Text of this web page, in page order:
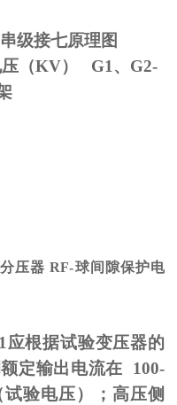
级接七原理图
（KV） G1、G2-
压器RF-球间隙保护电
应根据试验变压器的
定输出电流在 100-
试验电压）；高压侧